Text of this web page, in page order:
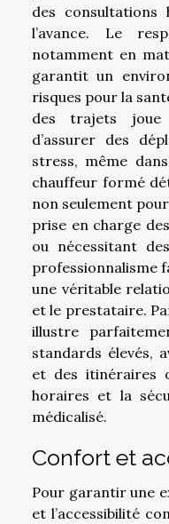
des consultations
l’avance. Le
notamment en
garantit un
risques pour la
des trajets
d’assurer des
stress, même
chauffeur formé
non seulement
prise en charge
ou nécessitant
professionnalisme
une véritable
et le prestataire.
illustre
standards élevés,
et des itinéraires
horaires et la
médicalisé.
Confort et
Pour garantir une
et l’accessibilité